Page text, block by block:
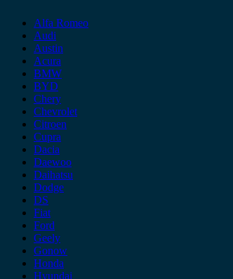
Alfa Romeo
Audi
Austin
Acura
BMW
BYD
Chery
Chevrolet
Citroen
Cupra
Dacia
Daewoo
Daihatsu
Dodge
DS
Fiat
Ford
Geely
Gonow
Honda
Hyundai